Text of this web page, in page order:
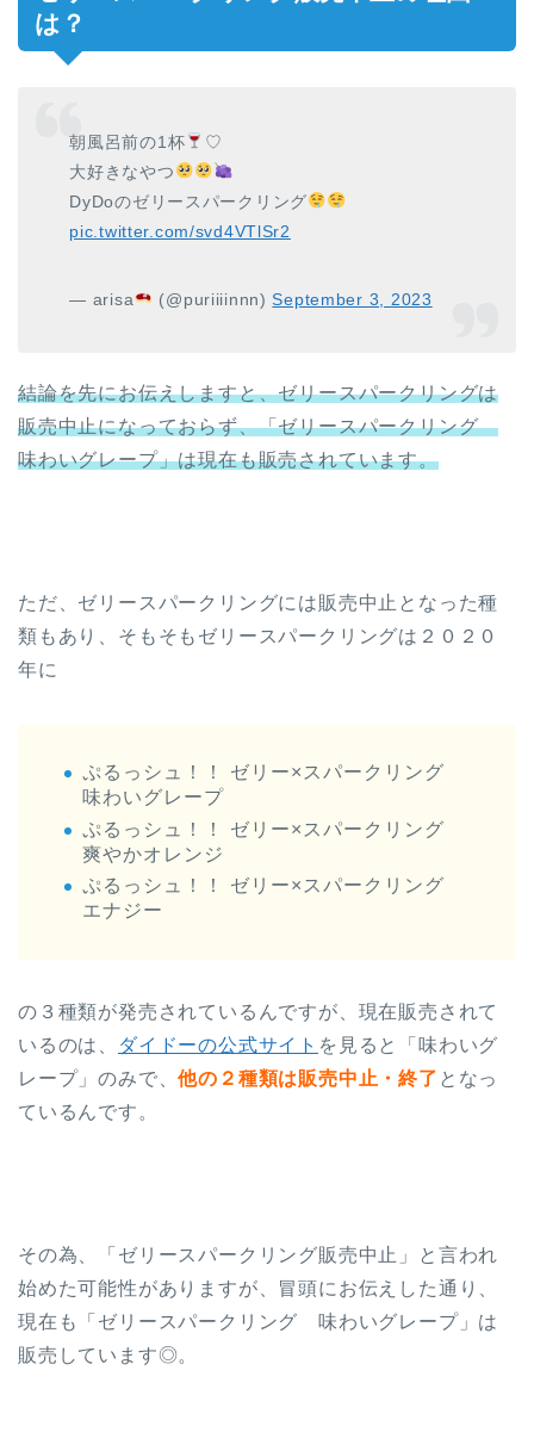
は？
朝風呂前の1杯
♡
大好きなやつ
DyDoのゼリースパークリング
pic.twitter.com/svd4VTlSr2
— arisa (@puriiiinnn)September 3, 2023
結論を先にお伝えしますと、ゼリースパークリングは
販売中止になっておらず、「ゼリースパークリング
味わいグレープ」は現在も販売されています。
ただ、ゼリースパークリングには販売中止となった種
類もあり、そもそもゼリースパークリングは２０２０
年に
ぷるっシュ！！ ゼリー×スパークリング
味わいグレープ
ぷるっシュ！！ ゼリー×スパークリング
爽やかオレンジ
ぷるっシュ！！ ゼリー×スパークリング
エナジー
の３種類が発売されているんですが、現在販売されて
いるのは、
ダイドーの公式サイト を見ると「味わいグ
レープ」のみで、他の２種類は販売中止・終了 となっ
ているんです。
その為、「ゼリースパークリング販売中止」と言われ
始めた可能性がありますが、冒頭にお伝えした通り、
現在も「ゼリースパークリング 味わいグレープ」は
販売しています◎。